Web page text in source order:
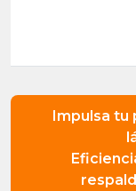
Impulsa tu